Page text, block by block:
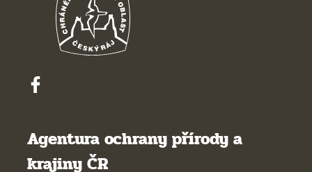
Agentura ochrany přírody a
krajiny ČR